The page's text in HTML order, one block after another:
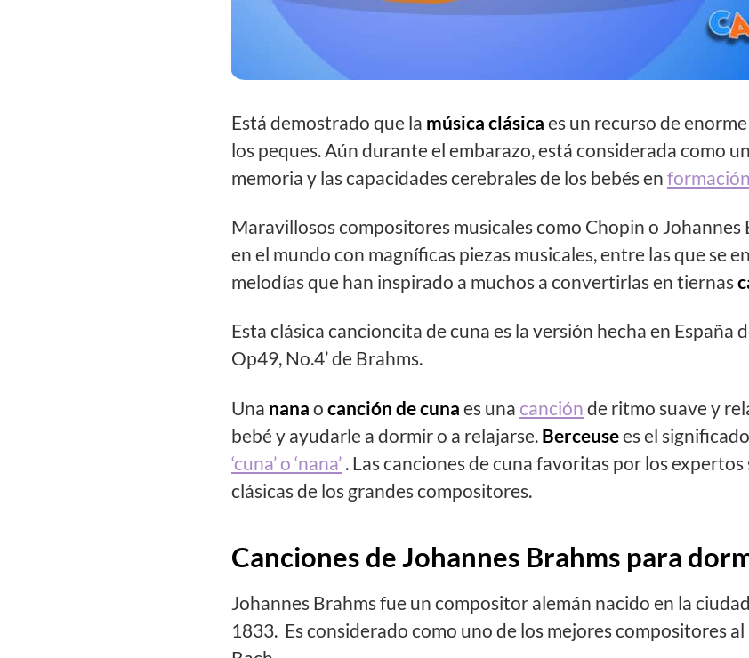
Está demostrado que la música clásica es un recurso de
los peques. Aún durante el embarazo, está considerada como
memoria y las capacidades cerebrales de los bebés en
Maravillosos compositores musicales como Chopin o Johannes
en el mundo con magníficas piezas musicales, entre las que se
melodías que han inspirado a muchos a convertirlas en tiernas
Esta clásica cancioncita de cuna es la versión hecha en España
Op49, No.4’ de Brahms.
Una nana o canción de cuna es una canción de ritmo suave y
bebé y ayudarle a dormir o a relajarse. Berceusees el
‘cuna’ o ‘nana’ . Las canciones de cuna favoritas por los
clásicas de los grandes compositores.
Canciones de Johannes Brahms para
Johannes Brahms fue un compositor alemán nacido en la
1833. Es considerado como uno de los mejores compositores